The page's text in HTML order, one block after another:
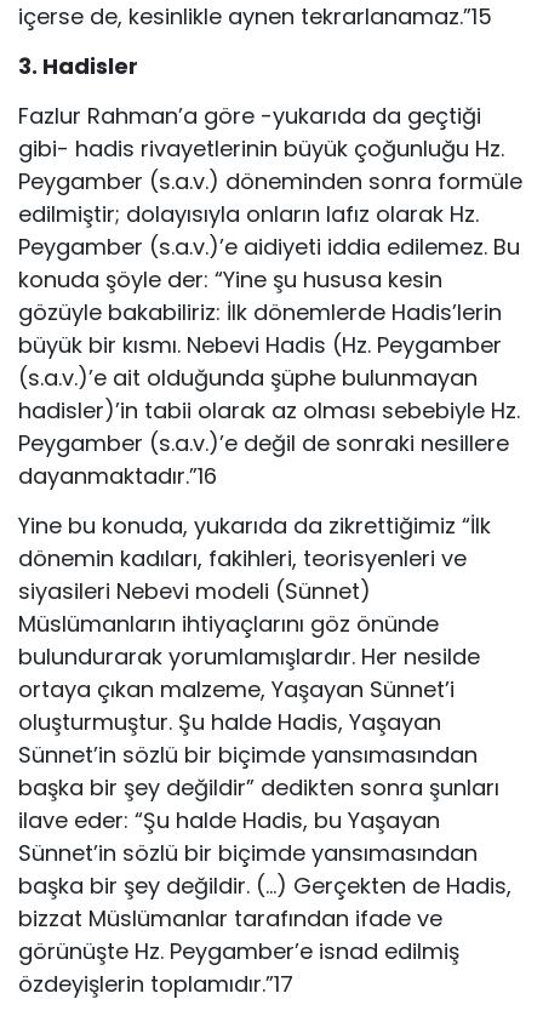
içerse de, kesinlikle aynen tekrarlanamaz.”15
3. Hadisler
Fazlur Rahman’a göre -yukarıda da geçtiği
gibi- hadis rivayetlerinin büyük çoğunluğu Hz.
Peygamber (s.a.v.) döneminden sonra formüle
edilmiştir; dolayısıyla onların lafız olarak Hz.
Peygamber (s.a.v.)’e aidiyeti iddia edilemez. Bu
konuda şöyle der: “Yine şu hususa kesin
gözüyle bakabiliriz: İlk dönemlerde Hadis’lerin
büyük bir kısmı. Nebevi Hadis (Hz. Peygamber
(s.a.v.)’e ait olduğunda şüphe bulunmayan
hadisler)’in tabii olarak az olması sebebiyle Hz.
Peygamber (s.a.v.)’e değil de sonraki nesillere
dayanmaktadır.”16
Yine bu konuda, yukarıda da zikrettiğimiz “İlk
dönemin kadıları, fakihleri, teorisyenleri ve
siyasileri Nebevi modeli (Sünnet)
Müslümanların ihtiyaçlarını göz önünde
bulundurarak yorumlamışlardır. Her nesilde
ortaya çıkan malzeme, Yaşayan Sünnet’i
oluşturmuştur. Şu halde Hadis, Yaşayan
Sünnet’in sözlü bir biçimde yansımasından
başka bir şey değildir” dedikten sonra şunları
ilave eder: “Şu halde Hadis, bu Yaşayan
Sünnet’in sözlü bir biçimde yansımasından
başka bir şey değildir. (…) Gerçekten de Hadis,
bizzat Müslümanlar tarafından ifade ve
görünüşte Hz. Peygamber’e isnad edilmiş
özdeyişlerin toplamıdır.”17